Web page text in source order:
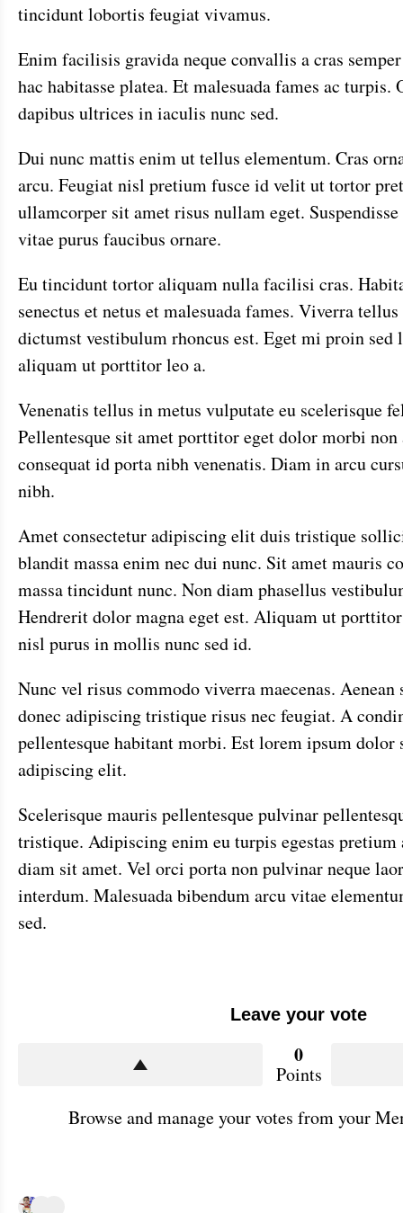
tincidunt lobortis feugiat vivamus.
Enim facilisis gravida neque convallis a cras
hac habitasse platea. Et malesuada fames ac
dapibus ultrices in iaculis nunc sed.
Dui nunc mattis enim ut tellus elementum. Cras
arcu. Feugiat nisl pretium fusce id velit ut tortor
ullamcorper sit amet risus nullam eget.
vitae purus faucibus ornare.
Eu tincidunt tortor aliquam nulla facilisi cras.
senectus et netus et malesuada fames. Viverra
dictumst vestibulum rhoncus est. Eget mi proin
aliquam ut porttitor leo a.
Venenatis tellus in metus vulputate eu scelerisque
Pellentesque sit amet porttitor eget dolor morbi
consequat id porta nibh venenatis. Diam in arcu
nibh.
Amet consectetur adipiscing elit duis tristique
blandit massa enim nec dui nunc. Sit amet mauris
massa tincidunt nunc. Non diam phasellus
Hendrerit dolor magna eget est. Aliquam ut
nisl purus in mollis nunc sed id.
Nunc vel risus commodo viverra maecenas.
donec adipiscing tristique risus nec feugiat. A
pellentesque habitant morbi. Est lorem ipsum dolor
adipiscing elit.
Scelerisque mauris pellentesque pulvinar
tristique. Adipiscing enim eu turpis egestas pretium
diam sit amet. Vel orci porta non pulvinar neque
interdum. Malesuada bibendum arcu vitae
sed.
Leave your vote
0
Points
Browse and manage your votes from your